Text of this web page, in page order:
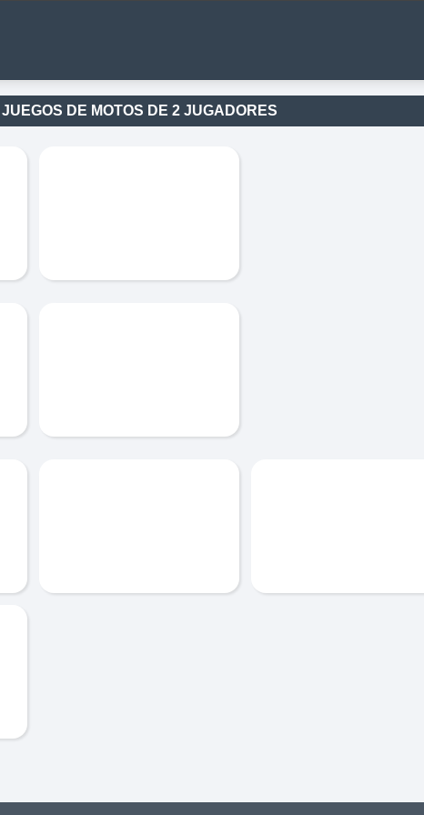
JUEGOS DE MOTOS DE 2 JUGADORES